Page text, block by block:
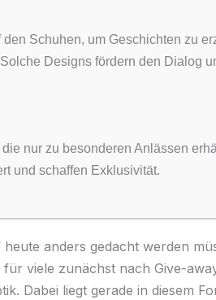
Schuhen, um Geschichten zu
Designs fördern den Dialog
nur zu besonderen Anlässen
und schaffen Exklusivität.
anders gedacht werden
viele zunächst nach Give-
Dabei liegt gerade in diesem